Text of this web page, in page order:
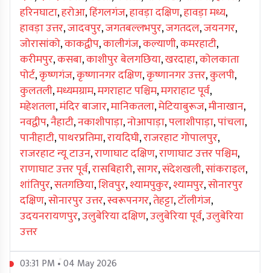
हरिनघाटा,हरोआ,हिंगलगंज,हावड़ा दक्षिण,हावड़ा मध्य,
हावड़ा उत्तर,जादवपुर,जगतबल्लभपुर,जगतदल,जयनगर,
जोरासांको,काकद्वीप,कालीगंज,कल्याणी,कमरहाटी,
करीमपुर,कसबा,काशीपुर बेलगछिया,खरदाहा,कोलकाता
पोर्ट,कृष्णगंज,कृष्णानगर दक्षिण,कृष्णानगर उत्तर,कुलपी,
कुलतली,मध्यमग्राम,मगराहाट पश्चिम,मगराहाट पूर्व,
महेशतला,मंदिर बाजार,मानिकतला,मेटियाबुरूज,मीनाखान,
नवद्वीप,नैहाटी,नकाशीपाड़ा,नोआपाड़ा,पलाशीपाड़ा,पांचला,
पानीहाटी,पाथरप्रतिमा,रायदिघी,राजरहाट गोपालपुर,
राजरहाट न्यू टाउन,राणाघाट दक्षिण,राणाघाट उत्तर पश्चिम,
राणाघाट उत्तर पूर्व,रासबिहारी,सागर,संदेशखली,सांकराइल,
शांतिपुर,सतगछिया,शिवपुर,श्यामपुकुर,श्यामपुर,सोनारपुर
दक्षिण,सोनारपुर उत्तर,स्वरूपनगर,तेहट्टा,टॉलीगंज,
उदयनरायणपुर,उलुबेरिया दक्षिण,उलुबेरिया पूर्व,उलुबेरिया
उत्तर
03:31 PM • 04 May 2026